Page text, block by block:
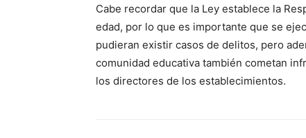
Cabe recordar que la Ley establece la
edad, por lo que es importante que se
pudieran existir casos de delitos, pero
comunidad educativa también cometan
los directores de los establecimientos.